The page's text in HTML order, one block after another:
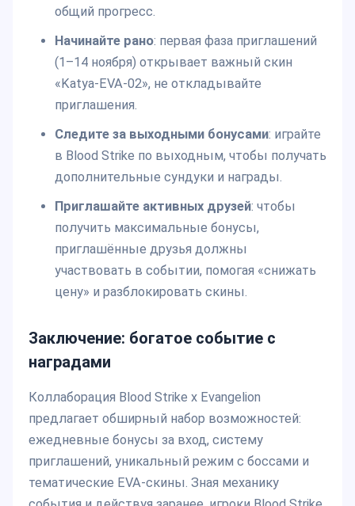
общий прогресс.
Начинайте рано: первая фаза приглашений
(1–14 ноября) открывает важный скин
«Katya-EVA-02», не откладывайте
приглашения.
Следите за выходными бонусами: играйте
в Blood Strike по выходным, чтобы получать
дополнительные сундуки и награды.
Приглашайте активных друзей: чтобы
получить максимальные бонусы,
приглашённые друзья должны
участвовать в событии, помогая «снижать
цену» и разблокировать скины.
Заключение: богатое событие с
наградами
Коллаборация Blood Strike x Evangelion
предлагает обширный набор возможностей:
ежедневные бонусы за вход, систему
приглашений, уникальный режим с боссами и
тематические EVA-скины. Зная механику